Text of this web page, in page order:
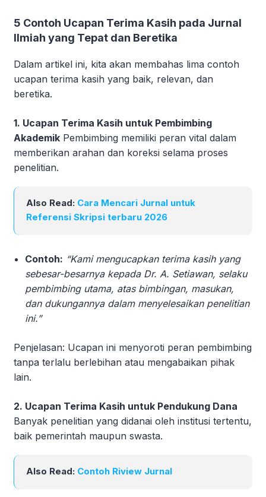
5 Contoh Ucapan Terima Kasih pada Jurnal
Ilmiah yang Tepat dan Beretika
Dalam artikel ini, kita akan membahas lima contoh
ucapan terima kasih yang baik, relevan, dan
beretika.
1. Ucapan Terima Kasih untuk Pembimbing
Akademik Pembimbing memiliki peran vital dalam
memberikan arahan dan koreksi selama proses
penelitian.
Also Read: Cara Mencari Jurnal untuk
Referensi Skripsi terbaru 2026
Contoh: “Kami mengucapkan terima kasih yang
sebesar-besarnya kepada Dr. A. Setiawan, selaku
pembimbing utama, atas bimbingan, masukan,
dan dukungannya dalam menyelesaikan penelitian
ini.”
Penjelasan: Ucapan ini menyoroti peran pembimbing
tanpa terlalu berlebihan atau mengabaikan pihak
lain.
2. Ucapan Terima Kasih untuk Pendukung Dana
Banyak penelitian yang didanai oleh institusi tertentu,
baik pemerintah maupun swasta.
Also Read: Contoh Riview Jurnal